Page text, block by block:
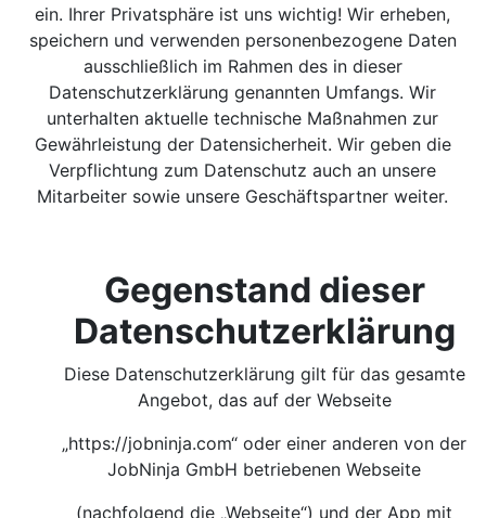
ein. Ihrer Privatsphäre ist uns wichtig! Wir erheben,
speichern und verwenden personenbezogene Daten
ausschließlich im Rahmen des in dieser
Datenschutzerklärung genannten Umfangs. Wir
unterhalten aktuelle technische Maßnahmen zur
Gewährleistung der Datensicherheit. Wir geben die
Verpflichtung zum Datenschutz auch an unsere
Mitarbeiter sowie unsere Geschäftspartner weiter.
Gegenstand dieser
Datenschutzerklärung
Diese Datenschutzerklärung gilt für das gesamte
Angebot, das auf der Webseite
„https://jobninja.com“ oder einer anderen von der
JobNinja GmbH betriebenen Webseite
(nachfolgend die „Webseite“) und der App mit